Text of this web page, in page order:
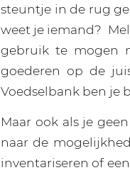
steuntje in de rug
weet je iemand?
gebruik te mogen
goederen op de
Voedselbank ben je
Maar ook als je
naar de
inventariseren of